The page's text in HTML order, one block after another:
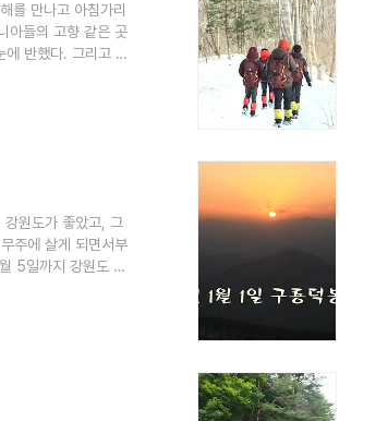
를 만나고 아침가리
아들의 고향 같은 곳
반했다. 그리고 오
, 예의가 없어졌다
강원도가 좋았고, 그
주에 살게 되면서부
5일까지 강원도 여
1500km를 달린